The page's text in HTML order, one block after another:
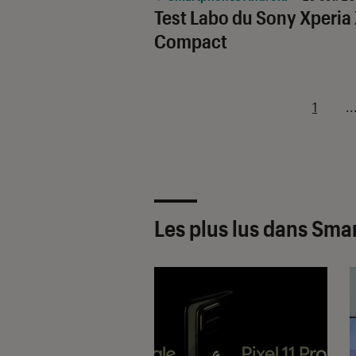
Test Labo du Sony Xperia
Compact
1 ...
Les plus lus dans